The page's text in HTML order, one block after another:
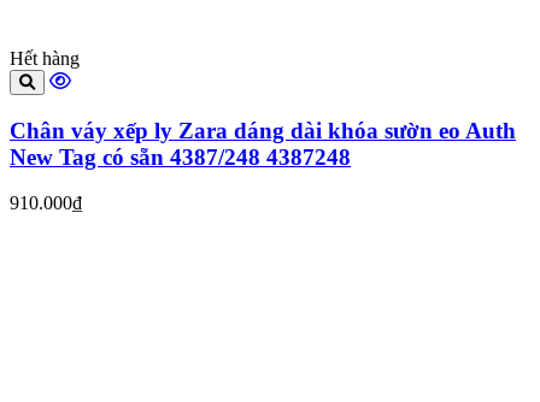
Hết hàng
Chân váy xếp ly Zara dáng dài khóa sườn eo Auth
New Tag có sẵn 4387/248 4387248
910.000₫